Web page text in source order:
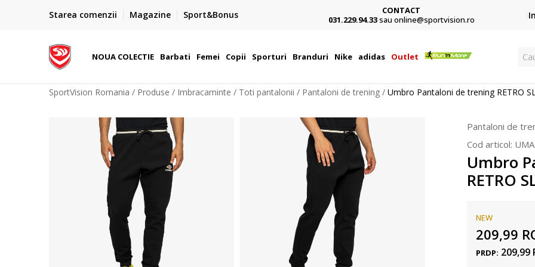
Starea comenzii Magazine Sport&Bonus
Plateste cu cardul in siguranta prin WSPay - Visa, MasterCard,
CONTACT
031.229.94.33sau online@sportvision.ro
NOUA COLECTIE Barbati Femei Copii Sporturi Branduri Nike adidas Outlet
SportVision Romania Produse Imbracaminte Toti pantalonii Pantaloni de trening Umbro Pantaloni de trening RETRO
Pantaloni de
Cod articol:
Umbro
RETRO
NEW
209,99
PRDP: 209,99